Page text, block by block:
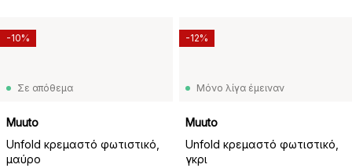
Σε απόθεμα
Muuto
Unfold κρεμαστό φωτιστικό,
μαύρο
-10%
Μόνο λίγα έμειναν
Muuto
Unfold κρεμαστό φωτιστικό,
γκρι
-12%